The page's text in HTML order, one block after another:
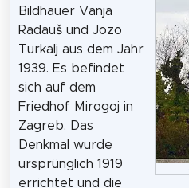
Bildhauer Vanja
Radauš und Jozo
Turkalj aus dem Jahr
1939. Es befindet
sich auf dem
Friedhof Mirogoj in
Zagreb. Das
Denkmal wurde
ursprünglich 1919
errichtet und die